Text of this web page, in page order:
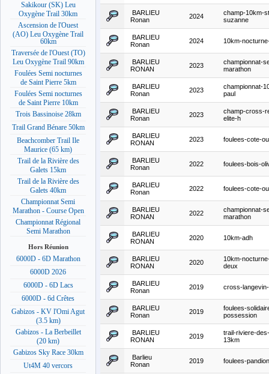
Sakikour (SK) Leu
Oxygène Trail 30km
Ascension de l'Ouest
(AO) Leu Oxygène Trail
60km
Traversée de l'Ouest (TO)
Leu Oxygène Trail 90km
Foulées Semi nocturnes
de Saint Pierre 5km
Foulées Semi nocturnes
de Saint Pierre 10km
Trois Bassinoise 28km
Trail Grand Bénare 50km
Beachcomber Trail Ile
Maurice (65 km)
Trail de la Rivière des
Galets 15km
Trail de la Rivière des
Galets 40km
Championnat Semi
Marathon - Course Open
Championnat Régional
Semi Marathon
Hors Réunion
6000D - 6D Marathon
6000D 2026
6000D - 6D Lacs
6000D - 6d Crêtes
Gabizos - KV l'Omi Agut
(3.5 km)
Gabizos - La Berbeillet
(20 km)
Gabizos Sky Race 30km
Ut4M 40 vercors
BARLIEU
Ronan
2024
champ-10km-
suzanne
BARLIEU
Ronan
2024 10km-
BARLIEU
RONAN
2023
championnat-
marathon
BARLIEU
Ronan
2023
championnat-
paul
BARLIEU
Ronan
2023
champ-cross-
elite-h
BARLIEU
RONAN
2023 foulees-cote-
BARLIEU
Ronan
2022 foulees-bois-
BARLIEU
Ronan
2022 foulees-cote-
BARLIEU
RONAN
2022
championnat-
marathon
BARLIEU
RONAN
2020 10km-adh
BARLIEU
RONAN
2020
10km-
deux
BARLIEU
Ronan
2019 cross-
BARLIEU
Ronan
2019
foulees-
possession
BARLIEU
RONAN
2019
trail-riviere-
13km
Barlieu
Ronan
2019 foulees-pandion